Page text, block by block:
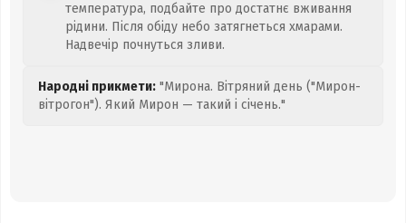
температура, подбайте про достатнє вживання
рідини. Після обіду небо затягнеться хмарами.
Надвечір почнуться зливи.
Народні прикмети: "Мирона. Вітряний день ("Мирон-
вітрогон"). Який Мирон — такий і січень."